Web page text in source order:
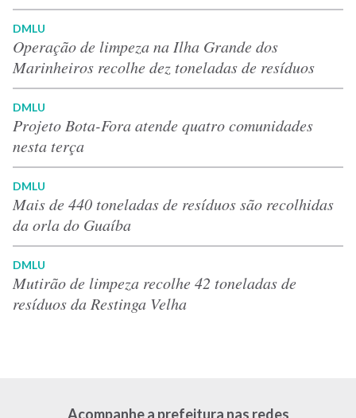
DMLU
Operação de limpeza na Ilha Grande dos
Marinheiros recolhe dez toneladas de resíduos
DMLU
Projeto Bota-Fora atende quatro comunidades
nesta terça
DMLU
Mais de 440 toneladas de resíduos são recolhidas
da orla do Guaíba
DMLU
Mutirão de limpeza recolhe 42 toneladas de
resíduos da Restinga Velha
Acompanhe a prefeitura nas redes